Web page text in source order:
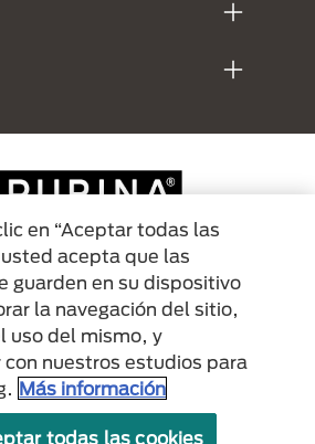
Purina
owned by Société des Produits Nestlé S.A.,
or are used with permission.
y condiciones Politicas de privacidad
en “Aceptar todas las
usted acepta que las
guarden en su dispositivo
la navegación del sitio,
uso del mismo, y
con nuestros estudios para
Más información
todas las cookies